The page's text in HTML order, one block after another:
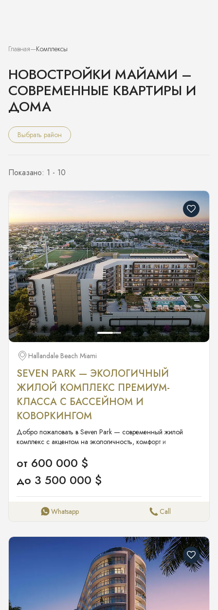
Главная Комплексы
НОВОСТРОЙКИ МАЙАМИ –
СОВРЕМЕННЫЕ КВАРТИРЫ И
ДОМА
Выбрать район
Показано: 1 - 10
Hallandale Beach Miami
SEVEN PARK — ЭКОЛОГИЧНЫЙ
ЖИЛОЙ КОМПЛЕКС ПРЕМИУМ-
КЛАССА С БАССЕЙНОМ И
КОВОРКИНГОМ
Добро пожаловать в Seven Park — современный жилой
комплекс с акцентом на экологичность, комфорт и
от 600 000 $
до 3 500 000 $
Whatsapp Call